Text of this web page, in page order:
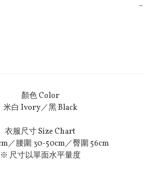
−
顏色 Color
米白 Ivory／黑 Black
衣服尺寸 Size Chart
／腰圍 30-50cm／臀圍 56cm
※ 尺寸以單面水平量度